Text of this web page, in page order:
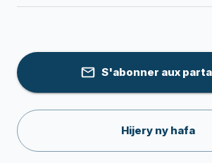
S'abonner aux
Hijery ny hafa